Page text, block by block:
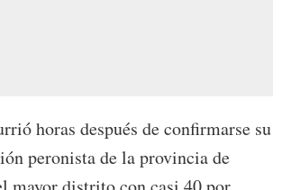
horas después de confirmarse su
peronista de la provincia de